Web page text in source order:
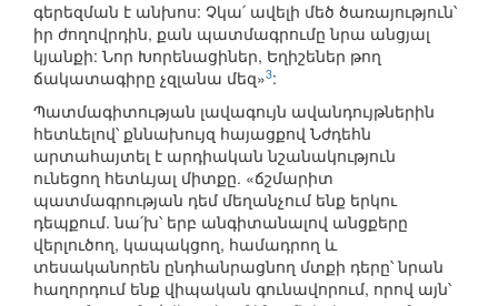
գերեզման է անխոս: Չկա՛ ավելի մեծ ծառայություն՝
իր ժողովրդին, քան պատմագրումը նրա անցյալ
կյանքի: Նոր Խորենացիներ, Եղիշեներ թող
ճակատագիրը չզլանա մեզ»3:
Պատմագիտության լավագույն ավանդույթներին
հետևելով՝ քննախույզ հայացքով Նժդեհն
արտահայտել է արդիական նշանակություն
ունեցող հետևյալ միտքը. «ճշմարիտ
պատմագրության դեմ մեղանչում ենք երկու
դեպքում. նա՛խ՝ երբ անգիտանալով անցքերը
վերլուծող, կապակցող, համադրող և
տեսականորեն ընդհանրացնող մտքի դերը՝ նրան
հաղորդում ենք վիպական գունավորում, որով այն՝